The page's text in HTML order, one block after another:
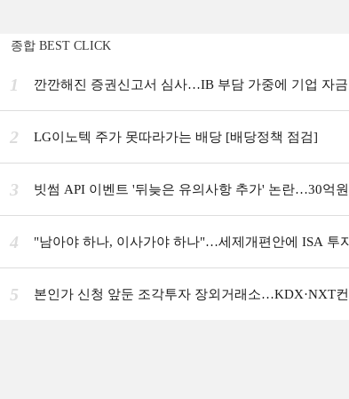
종합 BEST CLICK
1 깐깐해진 증권신고서 심사…IB 부담 가중에 기업 자
2 LG이노텍 주가 못따라가는 배당 [배당정책 점검]
3 빗썸 API 이벤트 '뒤늦은 유의사항 추가' 논란…30억
4 "남아야 하나, 이사가야 하나"…세제개편안에 ISA 투
5 본인가 신청 앞둔 조각투자 장외거래소…KDX·NXT컨